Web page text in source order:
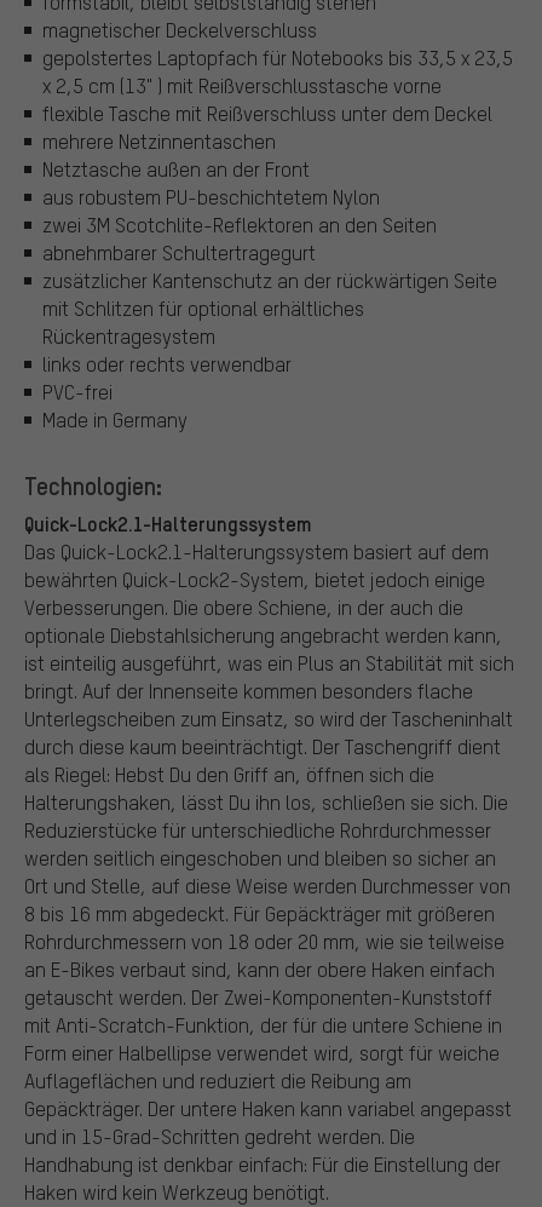
magnetischer Deckelverschluss
gepolstertes Laptopfach für Notebooks bis 33,5 x 23,5
x 2,5 cm (13" ) mit Reißverschlusstasche vorne
flexible Tasche mit Reißverschluss unter dem Deckel
mehrere Netzinnentaschen
Netztasche außen an der Front
aus robustem PU-beschichtetem Nylon
zwei 3M Scotchlite-Reflektoren an den Seiten
abnehmbarer Schultertragegurt
zusätzlicher Kantenschutz an der rückwärtigen Seite
mit Schlitzen für optional erhältliches
Rückentragesystem
links oder rechts verwendbar
PVC-frei
Made in Germany
Technologien:
Quick-Lock2.1-Halterungssystem
Das Quick-Lock2.1-Halterungssystem basiert auf dem
bewährten Quick-Lock2-System, bietet jedoch einige
Verbesserungen. Die obere Schiene, in der auch die
optionale Diebstahlsicherung angebracht werden kann,
ist einteilig ausgeführt, was ein Plus an Stabilität mit sich
bringt. Auf der Innenseite kommen besonders flache
Unterlegscheiben zum Einsatz, so wird der Tascheninhalt
durch diese kaum beeinträchtigt. Der Taschengriff dient
als Riegel: Hebst Du den Griff an, öffnen sich die
Halterungshaken, lässt Du ihn los, schließen sie sich. Die
Reduzierstücke für unterschiedliche Rohrdurchmesser
werden seitlich eingeschoben und bleiben so sicher an
Ort und Stelle, auf diese Weise werden Durchmesser von
8 bis 16 mm abgedeckt. Für Gepäckträger mit größeren
Rohrdurchmessern von 18 oder 20 mm, wie sie teilweise
an E-Bikes verbaut sind, kann der obere Haken einfach
getauscht werden. Der Zwei-Komponenten-Kunststoff
mit Anti-Scratch-Funktion, der für die untere Schiene in
Form einer Halbellipse verwendet wird, sorgt für weiche
Auflageflächen und reduziert die Reibung am
Gepäckträger. Der untere Haken kann variabel angepasst
und in 15-Grad-Schritten gedreht werden. Die
Handhabung ist denkbar einfach: Für die Einstellung der
Haken wird kein Werkzeug benötigt.